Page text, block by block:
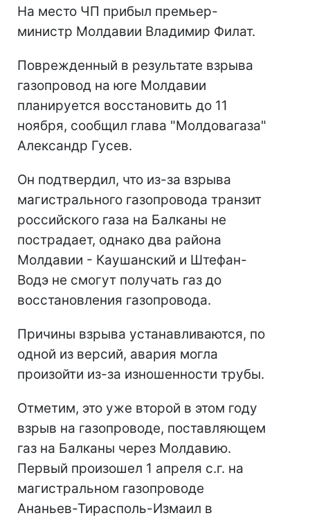
На место ЧП прибыл премьер-
министр Молдавии Владимир Филат.
Поврежденный в результате взрыва
газопровод на юге Молдавии
планируется восстановить до 11
ноября, сообщил глава "Молдовагаза"
Александр Гусев.
Он подтвердил, что из-за взрыва
магистрального газопровода транзит
российского газа на Балканы не
пострадает, однако два района
Молдавии - Каушанский и Штефан-
Водэ не смогут получать газ до
восстановления газопровода.
Причины взрыва устанавливаются, по
одной из версий, авария могла
произойти из-за изношенности трубы.
Отметим, это уже второй в этом году
взрыв на газопроводе, поставляющем
газ на Балканы через Молдавию.
Первый произошел 1 апреля с.г. на
магистральном газопроводе
Ананьев-Тирасполь-Измаил в